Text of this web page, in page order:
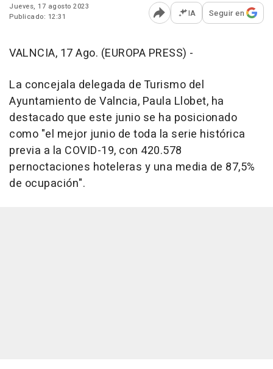
Jueves, 17 agosto 2023
Publicado: 12:31
Abrir opciones para
IA Seguir en
VALNCIA, 17 Ago. (EUROPA PRESS) -
La concejala delegada de Turismo del
Ayuntamiento de Valncia, Paula Llobet, ha
destacado que este junio se ha posicionado
como "el mejor junio de toda la serie histórica
previa a la COVID-19, con 420.578
pernoctaciones hoteleras y una media de 87,5%
de ocupación".